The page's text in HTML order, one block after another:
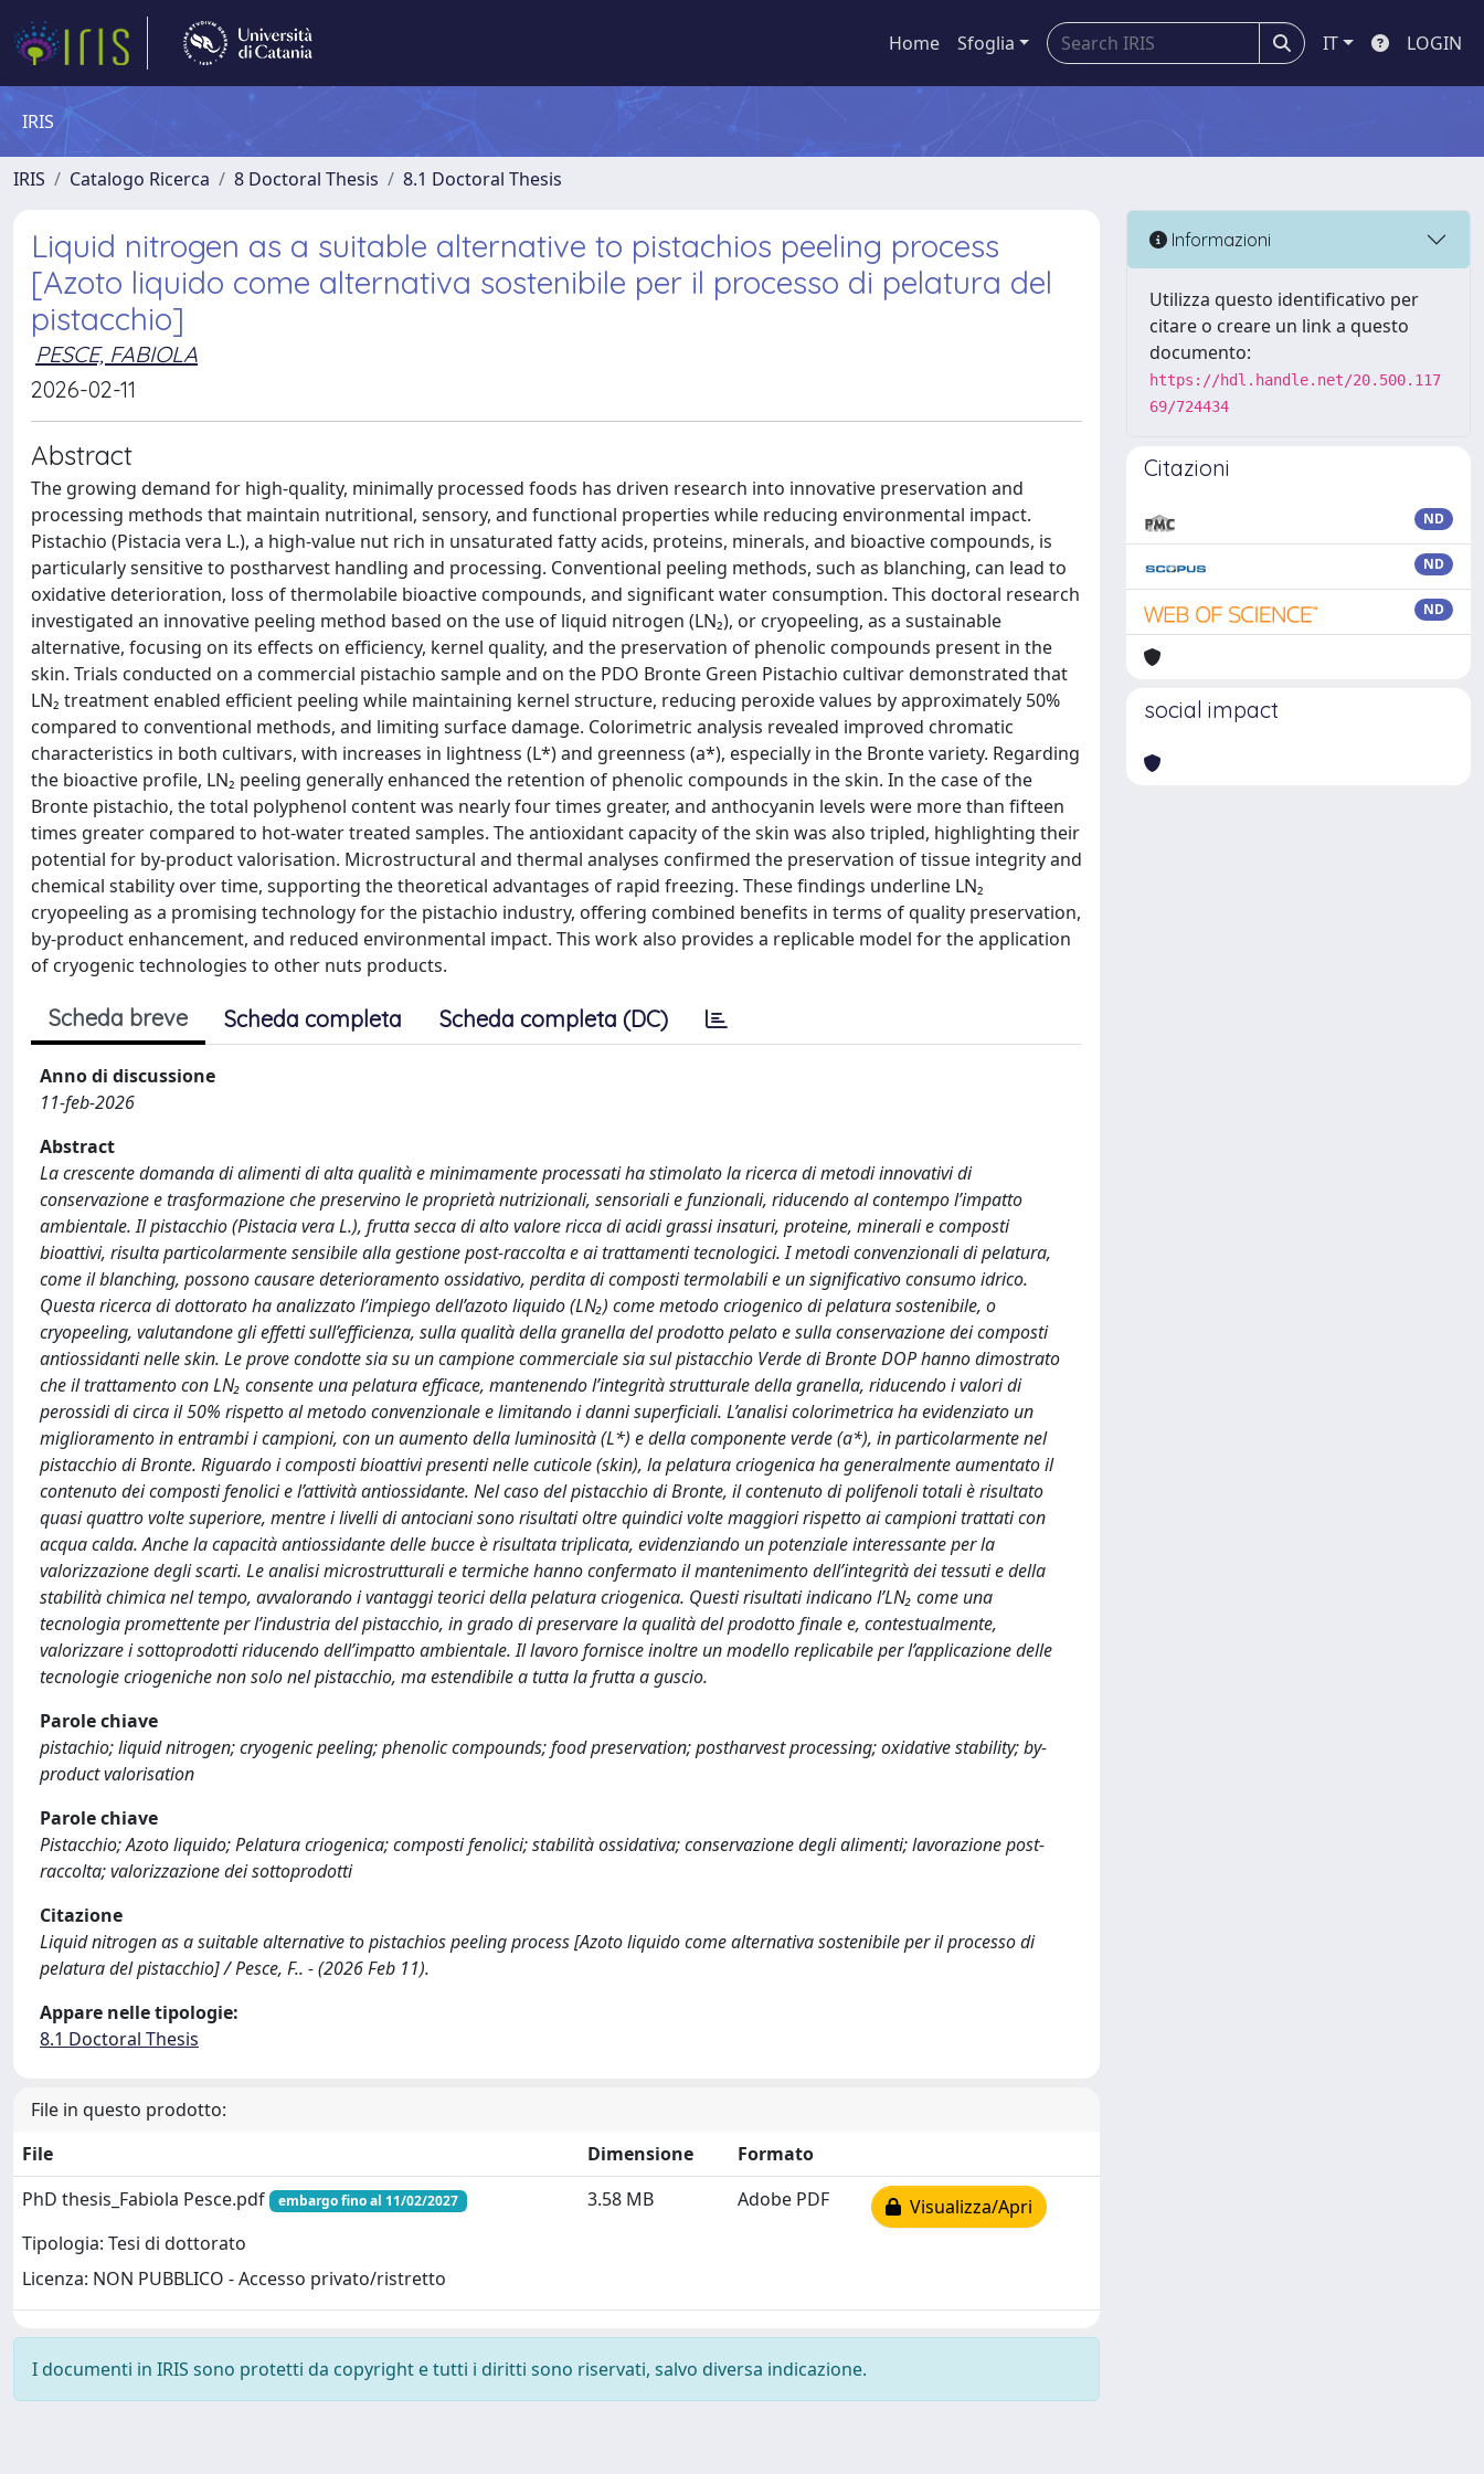
Home Sfoglia IT LOGIN
IRIS
IRIS Catalogo Ricerca 8 Doctoral Thesis 8.1 Doctoral Thesis
Liquid nitrogen as a suitable alternative to pistachios peeling process
[Azoto liquido come alternativa sostenibile per il processo di pelatura del
pistacchio]
PESCE, FABIOLA
2026-02-11
Abstract
The growing demand for high-quality, minimally processed foods has driven research into innovative preservation and
processing methods that maintain nutritional, sensory, and functional properties while reducing environmental impact.
Pistachio (Pistacia vera L.), a high-value nut rich in unsaturated fatty acids, proteins, minerals, and bioactive compounds, is
particularly sensitive to postharvest handling and processing. Conventional peeling methods, such as blanching, can lead to
oxidative deterioration, loss of thermolabile bioactive compounds, and significant water consumption. This doctoral research
investigated an innovative peeling method based on the use of liquid nitrogen (LN₂), or cryopeeling, as a sustainable
alternative, focusing on its effects on efficiency, kernel quality, and the preservation of phenolic compounds present in the
skin. Trials conducted on a commercial pistachio sample and on the PDO Bronte Green Pistachio cultivar demonstrated that
LN₂ treatment enabled efficient peeling while maintaining kernel structure, reducing peroxide values by approximately 50%
compared to conventional methods, and limiting surface damage. Colorimetric analysis revealed improved chromatic
characteristics in both cultivars, with increases in lightness (L*) and greenness (a*), especially in the Bronte variety. Regarding
the bioactive profile, LN₂ peeling generally enhanced the retention of phenolic compounds in the skin. In the case of the
Bronte pistachio, the total polyphenol content was nearly four times greater, and anthocyanin levels were more than fifteen
times greater compared to hot-water treated samples. The antioxidant capacity of the skin was also tripled, highlighting their
potential for by-product valorisation. Microstructural and thermal analyses confirmed the preservation of tissue integrity and
chemical stability over time, supporting the theoretical advantages of rapid freezing. These findings underline LN₂
cryopeeling as a promising technology for the pistachio industry, offering combined benefits in terms of quality preservation,
by-product enhancement, and reduced environmental impact. This work also provides a replicable model for the application
of cryogenic technologies to other nuts products.
Scheda breve Scheda completa Scheda completa (DC)
Anno di discussione
11-feb-2026
Abstract
La crescente domanda di alimenti di alta qualità e minimamente processati ha stimolato la ricerca di metodi innovativi di
conservazione e trasformazione che preservino le proprietà nutrizionali, sensoriali e funzionali, riducendo al contempo l’impatto
ambientale. Il pistacchio (Pistacia vera L.), frutta secca di alto valore ricca di acidi grassi insaturi, proteine, minerali e composti
bioattivi, risulta particolarmente sensibile alla gestione post-raccolta e ai trattamenti tecnologici. I metodi convenzionali di pelatura,
come il blanching, possono causare deterioramento ossidativo, perdita di composti termolabili e un significativo consumo idrico.
Questa ricerca di dottorato ha analizzato l’impiego dell’azoto liquido (LN₂) come metodo criogenico di pelatura sostenibile, o
cryopeeling, valutandone gli effetti sull’efficienza, sulla qualità della granella del prodotto pelato e sulla conservazione dei composti
antiossidanti nelle skin. Le prove condotte sia su un campione commerciale sia sul pistacchio Verde di Bronte DOP hanno dimostrato
che il trattamento con LN₂ consente una pelatura efficace, mantenendo l’integrità strutturale della granella, riducendo i valori di
perossidi di circa il 50% rispetto al metodo convenzionale e limitando i danni superficiali. L’analisi colorimetrica ha evidenziato un
miglioramento in entrambi i campioni, con un aumento della luminosità (L*) e della componente verde (a*), in particolarmente nel
pistacchio di Bronte. Riguardo i composti bioattivi presenti nelle cuticole (skin), la pelatura criogenica ha generalmente aumentato il
contenuto dei composti fenolici e l’attività antiossidante. Nel caso del pistacchio di Bronte, il contenuto di polifenoli totali è risultato
quasi quattro volte superiore, mentre i livelli di antociani sono risultati oltre quindici volte maggiori rispetto ai campioni trattati con
acqua calda. Anche la capacità antiossidante delle bucce è risultata triplicata, evidenziando un potenziale interessante per la
valorizzazione degli scarti. Le analisi microstrutturali e termiche hanno confermato il mantenimento dell’integrità dei tessuti e della
stabilità chimica nel tempo, avvalorando i vantaggi teorici della pelatura criogenica. Questi risultati indicano l’LN₂ come una
tecnologia promettente per l’industria del pistacchio, in grado di preservare la qualità del prodotto finale e, contestualmente,
valorizzare i sottoprodotti riducendo dell’impatto ambientale. Il lavoro fornisce inoltre un modello replicabile per l’applicazione delle
tecnologie criogeniche non solo nel pistacchio, ma estendibile a tutta la frutta a guscio.
Parole chiave
pistachio; liquid nitrogen; cryogenic peeling; phenolic compounds; food preservation; postharvest processing; oxidative stability; by-
product valorisation
Parole chiave
Pistacchio; Azoto liquido; Pelatura criogenica; composti fenolici; stabilità ossidativa; conservazione degli alimenti; lavorazione post-
raccolta; valorizzazione dei sottoprodotti
Citazione
Liquid nitrogen as a suitable alternative to pistachios peeling process [Azoto liquido come alternativa sostenibile per il processo di
pelatura del pistacchio] / Pesce, F.. - (2026 Feb 11).
Appare nelle tipologie:
8.1 Doctoral Thesis
File in questo prodotto:
File
Dimensione
Formato
PhD thesis_Fabiola Pesce.pdf
embargo fino al 11/02/2027
Tipologia: Tesi di dottorato
Licenza: NON PUBBLICO - Accesso privato/ristretto
3.58 MB Adobe PDF Visualizza/Apri
I documenti in IRIS sono protetti da copyright e tutti i diritti sono riservati, salvo diversa indicazione.
Informazioni
Utilizza questo identificativo per
citare o creare un link a questo
documento:
https://hdl.handle.net/20.500.117
69/724434
Citazioni
ND
ND
ND
social impact